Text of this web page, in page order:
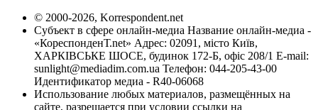
© 2000-2026, Korrespondent.net
Субъект в сфере онлайн-медиа Название онлайн-медиа -
«КореспонденТ.net» Адрес: 02091, місто Київ,
ХАРКІВСЬКЕ ШОСЕ, будинок 172-Б, офіс 208/1 E-mail:
sunlight@mediadim.com.ua Телефон: 044-205-43-00
Идентификатор медиа - R40-06068
Использование любых материалов, размещённых на
сайте, разрешается при условии ссылки на